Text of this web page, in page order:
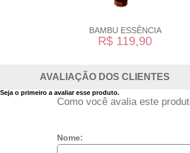
BAMBU ESSÊNCIA
R$ 119,90
AVALIAÇÃO DOS CLIENTES
Seja o primeiro a avaliar esse produto.
Como você avalia este
Nome: